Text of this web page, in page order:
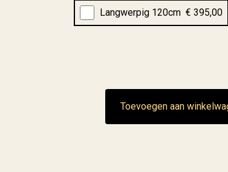
Langwerpig 120cm € 395,00
Toevoegen aan